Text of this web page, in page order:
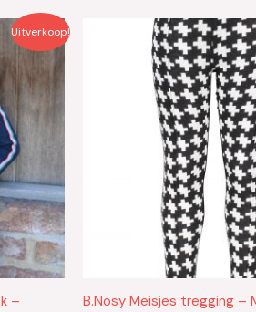
Uitverkoop!
–
B.Nosy Meisjes tregging –
Oorspronkelijke
prijs
was:
€29.95.
Huidige
prijs
is:
€15.00.